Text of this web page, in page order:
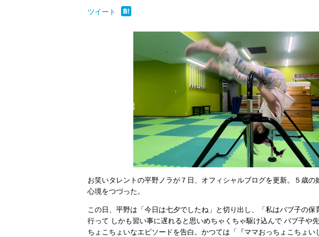
ツイート
お笑いタレントの平野ノラが７日、オフィシャルブログを更新。５歳の
心境をつづった。
この日、平野は「今日は七夕でしたね」と切り出し、「私はバブ子の
行って しかも習い事に遅れると思いめちゃくちゃ駆け込んで バブ子や
ちょこちょいなエピソードを告白。かつては「『ママおっちょこちょ